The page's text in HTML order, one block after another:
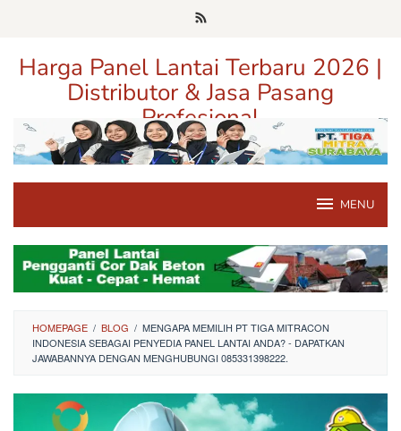
Harga Panel Lantai Terbaru 2026 |
Distributor & Jasa Pasang
Profesional
Pusat Informasi Harga, Distributor, dan Jasa Pasang Panel Lantai
Terpercaya di Jawa Timur
MENU
HOMEPAGE / BLOG / MENGAPA MEMILIH PT TIGA MITRACON
INDONESIA SEBAGAI PENYEDIA PANEL LANTAI ANDA? - DAPATKAN
JAWABANNYA DENGAN MENGHUBUNGI 085331398222.